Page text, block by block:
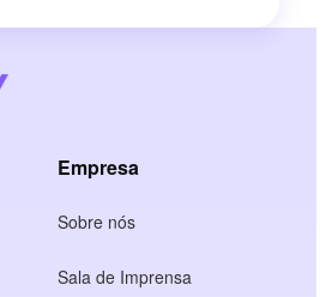
Empresa
Sobre nós
Sala de Imprensa